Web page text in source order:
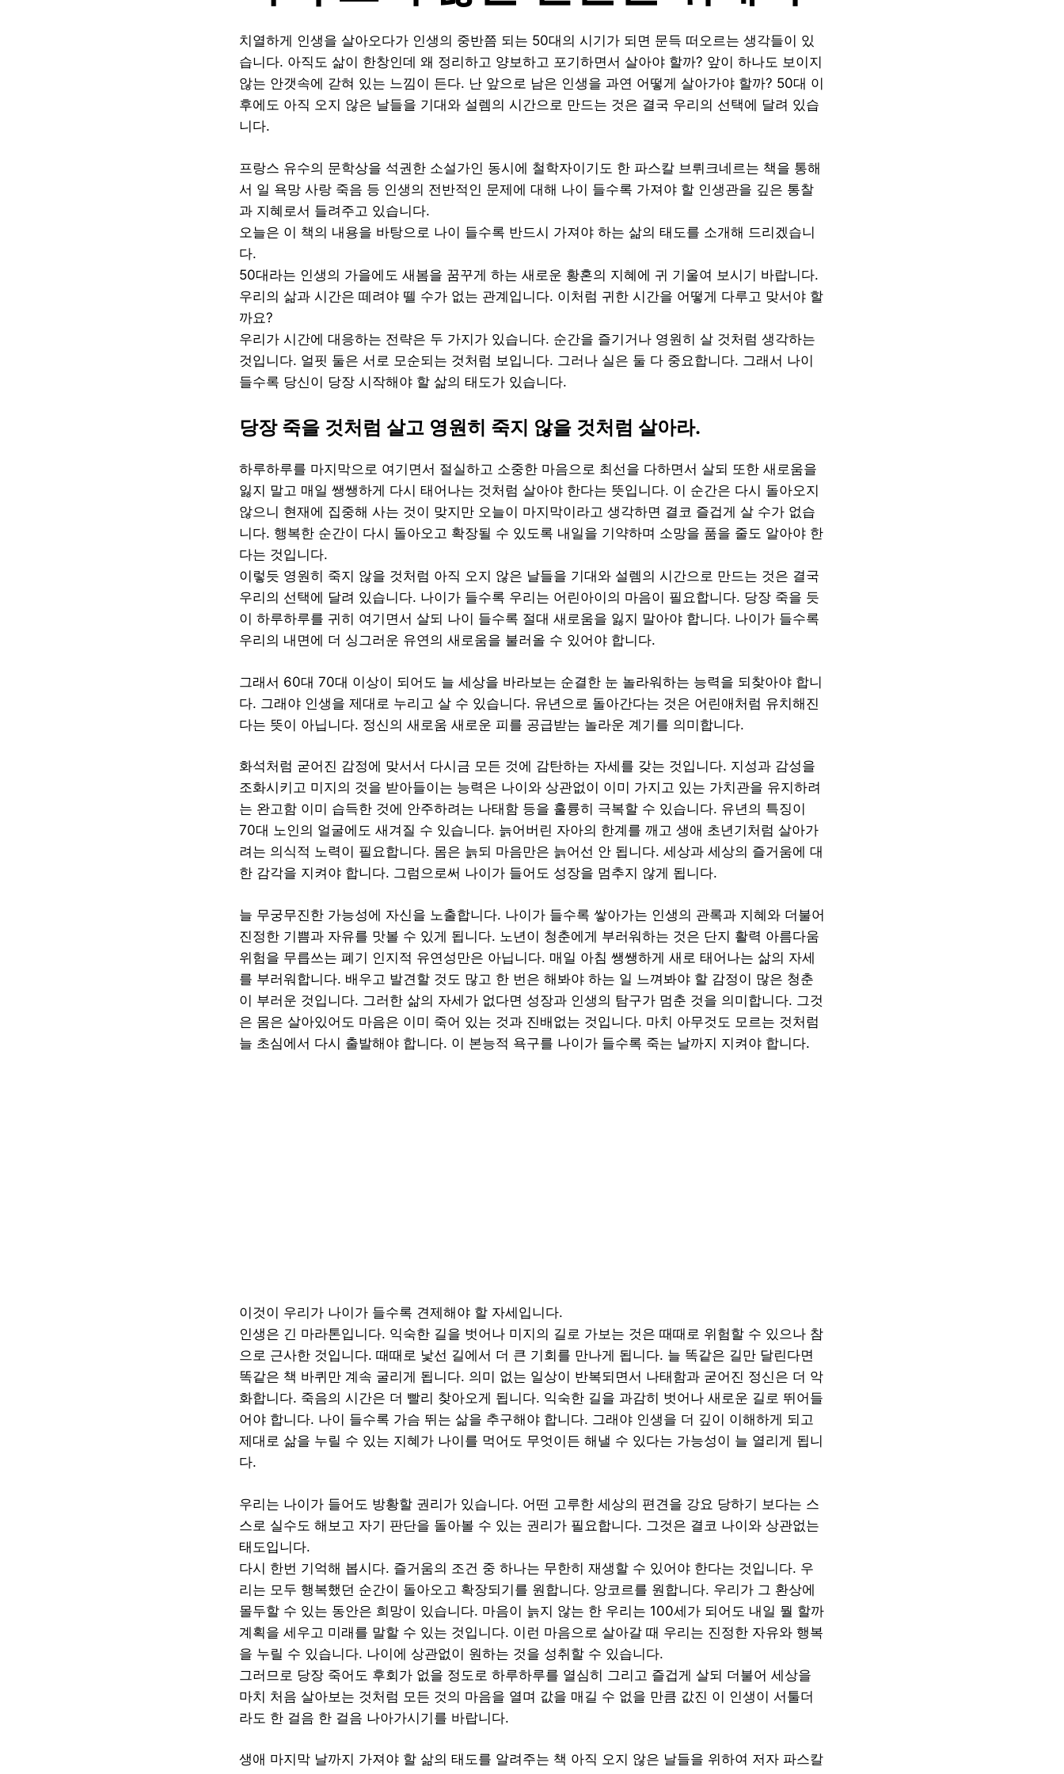
치열하게 인생을 살아오다가 인생의 중반쯤 되는 50대의 시기가 되면 문득 떠오르는 생각들이 있
습니다. 아직도 삶이 한창인데 왜 정리하고 양보하고 포기하면서 살아야 할까? 앞이 하나도 보이지
않는 안갯속에 갇혀 있는 느낌이 든다. 난 앞으로 남은 인생을 과연 어떻게 살아가야 할까? 50대 이
후에도 아직 오지 않은 날들을 기대와 설렘의 시간으로 만드는 것은 결국 우리의 선택에 달려 있습
니다.
프랑스 유수의 문학상을 석권한 소설가인 동시에 철학자이기도 한 파스칼 브뤼크네르는 책을 통해
서 일 욕망 사랑 죽음 등 인생의 전반적인 문제에 대해 나이 들수록 가져야 할 인생관을 깊은 통찰
과 지혜로서 들려주고 있습니다.
오늘은 이 책의 내용을 바탕으로 나이 들수록 반드시 가져야 하는 삶의 태도를 소개해 드리겠습니
다.
50대라는 인생의 가을에도 새봄을 꿈꾸게 하는 새로운 황혼의 지혜에 귀 기울여 보시기 바랍니다.
우리의 삶과 시간은 떼려야 뗄 수가 없는 관계입니다. 이처럼 귀한 시간을 어떻게 다루고 맞서야 할
까요?
우리가 시간에 대응하는 전략은 두 가지가 있습니다. 순간을 즐기거나 영원히 살 것처럼 생각하는
것입니다. 얼핏 둘은 서로 모순되는 것처럼 보입니다. 그러나 실은 둘 다 중요합니다. 그래서 나이
들수록 당신이 당장 시작해야 할 삶의 태도가 있습니다.
당장 죽을 것처럼 살고 영원히 죽지 않을 것처럼 살아라.
하루하루를 마지막으로 여기면서 절실하고 소중한 마음으로 최선을 다하면서 살되 또한 새로움을
잃지 말고 매일 쌩쌩하게 다시 태어나는 것처럼 살아야 한다는 뜻입니다. 이 순간은 다시 돌아오지
않으니 현재에 집중해 사는 것이 맞지만 오늘이 마지막이라고 생각하면 결코 즐겁게 살 수가 없습
니다. 행복한 순간이 다시 돌아오고 확장될 수 있도록 내일을 기약하며 소망을 품을 줄도 알아야 한
다는 것입니다.
이렇듯 영원히 죽지 않을 것처럼 아직 오지 않은 날들을 기대와 설렘의 시간으로 만드는 것은 결국
우리의 선택에 달려 있습니다. 나이가 들수록 우리는 어린아이의 마음이 필요합니다. 당장 죽을 듯
이 하루하루를 귀히 여기면서 살되 나이 들수록 절대 새로움을 잃지 말아야 합니다. 나이가 들수록
우리의 내면에 더 싱그러운 유연의 새로움을 불러올 수 있어야 합니다.
그래서 60대 70대 이상이 되어도 늘 세상을 바라보는 순결한 눈 놀라워하는 능력을 되찾아야 합니
다. 그래야 인생을 제대로 누리고 살 수 있습니다. 유년으로 돌아간다는 것은 어린애처럼 유치해진
다는 뜻이 아닙니다. 정신의 새로움 새로운 피를 공급받는 놀라운 계기를 의미합니다.
화석처럼 굳어진 감정에 맞서서 다시금 모든 것에 감탄하는 자세를 갖는 것입니다. 지성과 감성을
조화시키고 미지의 것을 받아들이는 능력은 나이와 상관없이 이미 가지고 있는 가치관을 유지하려
는 완고함 이미 습득한 것에 안주하려는 나태함 등을 훌륭히 극복할 수 있습니다. 유년의 특징이
70대 노인의 얼굴에도 새겨질 수 있습니다. 늙어버린 자아의 한계를 깨고 생애 초년기처럼 살아가
려는 의식적 노력이 필요합니다. 몸은 늙되 마음만은 늙어선 안 됩니다. 세상과 세상의 즐거움에 대
한 감각을 지켜야 합니다. 그럼으로써 나이가 들어도 성장을 멈추지 않게 됩니다.
늘 무궁무진한 가능성에 자신을 노출합니다. 나이가 들수록 쌓아가는 인생의 관록과 지혜와 더불어
진정한 기쁨과 자유를 맛볼 수 있게 됩니다. 노년이 청춘에게 부러워하는 것은 단지 활력 아름다움
위험을 무릅쓰는 폐기 인지적 유연성만은 아닙니다. 매일 아침 쌩쌩하게 새로 태어나는 삶의 자세
를 부러워합니다. 배우고 발견할 것도 많고 한 번은 해봐야 하는 일 느껴봐야 할 감정이 많은 청춘
이 부러운 것입니다. 그러한 삶의 자세가 없다면 성장과 인생의 탐구가 멈춘 것을 의미합니다. 그것
은 몸은 살아있어도 마음은 이미 죽어 있는 것과 진배없는 것입니다. 마치 아무것도 모르는 것처럼
늘 초심에서 다시 출발해야 합니다. 이 본능적 욕구를 나이가 들수록 죽는 날까지 지켜야 합니다.
이것이 우리가 나이가 들수록 견제해야 할 자세입니다.
인생은 긴 마라톤입니다. 익숙한 길을 벗어나 미지의 길로 가보는 것은 때때로 위험할 수 있으나 참
으로 근사한 것입니다. 때때로 낯선 길에서 더 큰 기회를 만나게 됩니다. 늘 똑같은 길만 달린다면
똑같은 책 바퀴만 계속 굴리게 됩니다. 의미 없는 일상이 반복되면서 나태함과 굳어진 정신은 더 악
화합니다. 죽음의 시간은 더 빨리 찾아오게 됩니다. 익숙한 길을 과감히 벗어나 새로운 길로 뛰어들
어야 합니다. 나이 들수록 가슴 뛰는 삶을 추구해야 합니다. 그래야 인생을 더 깊이 이해하게 되고
제대로 삶을 누릴 수 있는 지혜가 나이를 먹어도 무엇이든 해낼 수 있다는 가능성이 늘 열리게 됩니
다.
우리는 나이가 들어도 방황할 권리가 있습니다. 어떤 고루한 세상의 편견을 강요 당하기 보다는 스
스로 실수도 해보고 자기 판단을 돌아볼 수 있는 권리가 필요합니다. 그것은 결코 나이와 상관없는
태도입니다.
다시 한번 기억해 봅시다. 즐거움의 조건 중 하나는 무한히 재생할 수 있어야 한다는 것입니다. 우
리는 모두 행복했던 순간이 돌아오고 확장되기를 원합니다. 앙코르를 원합니다. 우리가 그 환상에
몰두할 수 있는 동안은 희망이 있습니다. 마음이 늙지 않는 한 우리는 100세가 되어도 내일 뭘 할까
계획을 세우고 미래를 말할 수 있는 것입니다. 이런 마음으로 살아갈 때 우리는 진정한 자유와 행복
을 누릴 수 있습니다. 나이에 상관없이 원하는 것을 성취할 수 있습니다.
그러므로 당장 죽어도 후회가 없을 정도로 하루하루를 열심히 그리고 즐겁게 살되 더불어 세상을
마치 처음 살아보는 것처럼 모든 것의 마음을 열며 값을 매길 수 없을 만큼 값진 이 인생이 서툴더
라도 한 걸음 한 걸음 나아가시기를 바랍니다.
생애 마지막 날까지 가져야 할 삶의 태도를 알려주는 책 아직 오지 않은 날들을 위하여 저자 파스칼